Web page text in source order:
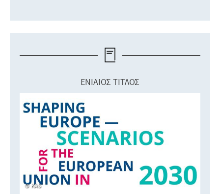
ΕΝΙΑΊΟΣ ΤΊΤΛΟΣ
KAS